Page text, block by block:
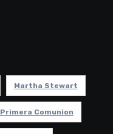
Martha Stewart
Primera Comunion